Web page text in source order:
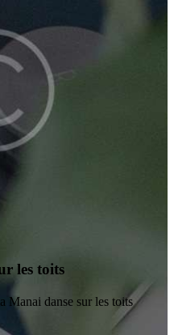
les toits
Manai danse sur les toits